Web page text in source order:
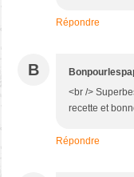
Répondre
B
<br />
recette et
Répondre